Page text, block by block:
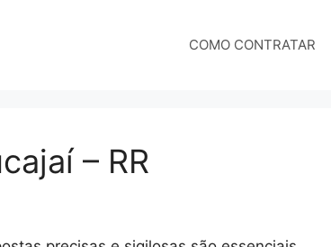
COMO CONTRATAR
– RR